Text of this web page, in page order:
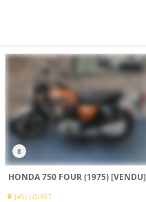
8
HONDA 750 FOUR (1975)[VENDU]
(45) LOIRET